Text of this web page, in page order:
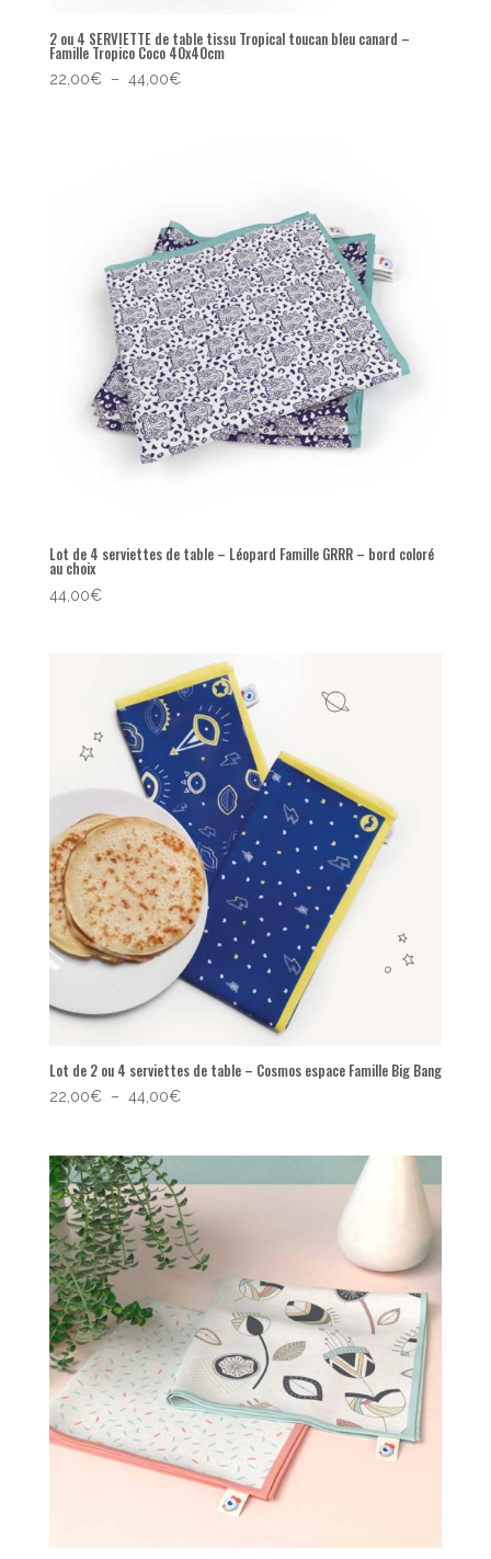
2 ou 4 SERVIETTE de table tissu Tropical toucan bleu canard –
Famille Tropico Coco 40x40cm
22,00€ – 44,00€Plage
Lot de 4 serviettes de table – Léopard Famille GRRR – bord coloré
au choix
44,00€
Lot de 2 ou 4 serviettes de table – Cosmos espace Famille Big Bang
22,00€ – 44,00€Plage
à
44,00€